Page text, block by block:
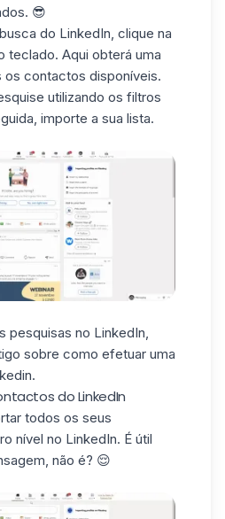
😎
do LinkedIn, clique na
teclado. Aqui obterá uma
os contactos disponíveis.
utilizando os filtros
importe a sua lista.
pesquisas no LinkedIn,
sobre como efetuar uma
.
do LinkedIn
todos os seus
nível no LinkedIn. É útil
não é? 😌